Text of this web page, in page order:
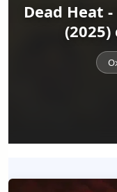
Dead Heat
(2025)